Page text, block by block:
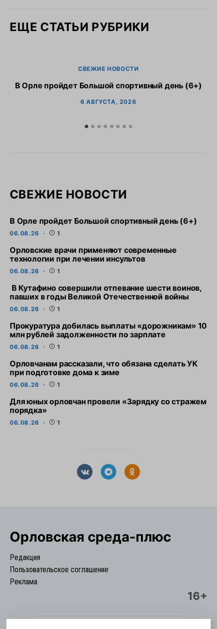
ЕЩЕ СТАТЬИ РУБРИКИ
СВЕЖИЕ НОВОСТИ
В Орле пройдет Большой спортивный день (6+)
6 АВГУСТА, 2026
СВЕЖИЕ НОВОСТИ
В Орле пройдет Большой спортивный день (6+)
06.08.26 1
Орловские врачи применяют современные
технологии при лечении инсультов
06.08.26 1
В Кутафино совершили отпевание шести воинов,
павших в годы Великой Отечественной войны
06.08.26 1
Прокуратура добилась выплаты «дорожникам» 10
млн рублей задолженности по зарплате
06.08.26 1
Орловчанам рассказали, что обязана сделать УК
при подготовке дома к зиме
06.08.26 1
Для юных орловчан провели «Зарядку со стражем
порядка»
06.08.26 1
Орловская cреда-плюс
Редакция
Пользовательское соглашение
Реклама
16+